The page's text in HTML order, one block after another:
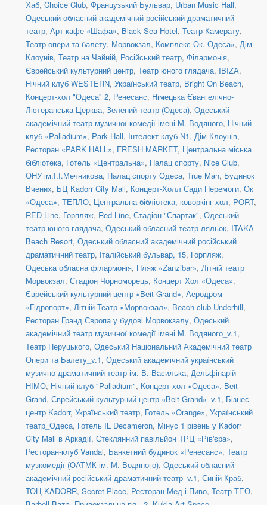
Хаб, Choice Club, Французький Бульвар, Urban Music Hall,
Одеський обласний академічний російський драматичний
театр, Арт-кафе «Шафа», Black Sea Hotel, Театр Камерату,
Театр опери та балету, Морвокзал, Комплекс Ок. Одеса», Дім
Клоунів, Театр на Чайній, Російський театр, Філармонія,
Єврейський культурний центр, Театр юного глядача, IBIZA,
Нічний клуб WESTERN, Український театр, Bright On Beach,
Концерт-хол "Одеса" 2, Ренесанс, Німецька Євангелічно-
Лютеранська Церква, Зелений театр (Одеса), Одеський
академічний театр музичної комедії імені М. Водяного, Нічний
клуб «Palladium», Park Hall, Інтелект клуб N1, Дім Клоунів,
Ресторан «PARK HALL», FRESH MARKET, Центральна міська
бібліотека, Готель «Центральна», Палац спорту, Nice Club,
ОНУ ім.І.І.Мечникова, Палац спорту Одеса, True Man, Будинок
Вчених, БЦ Kadorr City Mall, Концерт-Холл Сади Перемоги, Ок
«Одеса», ТЕПЛО, Центральна бібліотека, коворкінг-хол, PORT,
RED Line, Горпляж, Red Line, Стадіон "Спартак", Одеський
театр юного глядача, Одеський обласний театр ляльок, ITAKA
Beach Resort, Одеський обласний академічний російський
драматичний театр, Італійський бульвар, 15, Горпляж,
Одеська обласна філармонія, Пляж «Zanzibar», Літній театр
Морвокзал, Стадіон Чорноморець, Концерт Хол «Одеса»,
Єврейський культурний центр «Beit Grand», Аеродром
«Гідропорт», Літній Театр «Морвокзал», Beach club Underhill,
Ресторан Гранд Європа у будові Морвокзалу, Одеський
академічний театр музичної комедії імені М. Водяного_v.1,
Театр Перуцького, Одеський Національний Академічний театр
Опери та Балету_v.1, Одеський академічний український
музично-драматичний театр ім. В. Василька, Дельфінарій
НІМО, Нічний клуб "Palladium", Концерт-хол «Одеса», Beit
Grand, Єврейський культурний центр «Beit Grand»_v.1, Бізнес-
центр Kadorr, Український театр, Готель «Orange», Український
театр_Одеса, Готель IL Decameron, Мінус 1 рівень у Kadorr
City Mall в Аркадії, Стеклянний павільйон ТРЦ «Рів'єра»,
Ресторан-клуб Vandal, Банкетний будинок «Ренесанс», Театр
музкомедії (ОАТМК ім. М. Водяного), Одеський обласний
академічний російський драматичний театр_v.1, Синій Краб,
ТОЦ KADORR, Secret Place, Ресторан Мед і Пиво, Театр ТЕО,